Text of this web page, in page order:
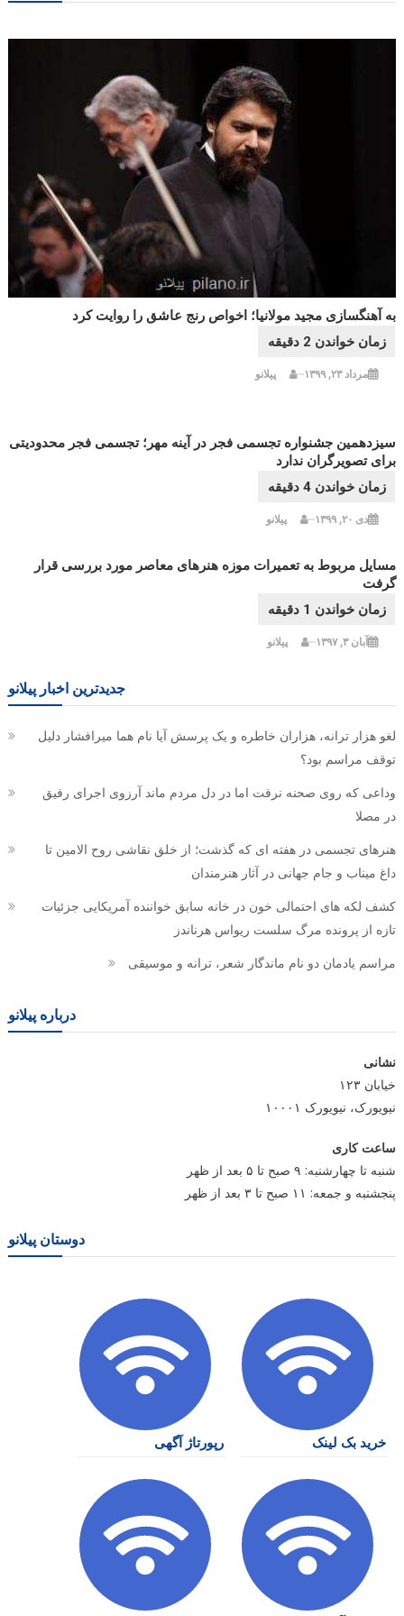
به آهنگسازی مجید مولانیا؛ اخواص رنج عاشق را روایت کرد
مرداد ۲۳, ۱۳۹۹ پیلانو
سیزدهمین جشنواره تجسمی فجر در آینه مهر؛ تجسمی فجر محدودیتی
برای ‏‏تصویرگران ندارد
دی ۲۰, ۱۳۹۹ پیلانو
مسایل مربوط به تعمیرات موزه هنرهای معاصر مورد بررسی قرار
گرفت
آبان ۳, ۱۳۹۷ پیلانو
جدیدترین اخبار پیلانو
لغو هزار ترانه، هزاران خاطره و یک پرسش آیا نام هما میرافشار دلیل
توقف مراسم بود؟
وداعی که روی صحنه نرفت اما در دل مردم ماند آرزوی اجرای رفیق
در مصلا
هنرهای تجسمی در هفته ای که گذشت؛ از خلق نقاشی روح الامین تا
داغ میناب و جام جهانی در آثار هنرمندان
کشف لکه های احتمالی خون در خانه سابق خواننده آمریکایی جزئیات
تازه از پرونده مرگ سلست ریواس هرناندز
مراسم یادمان دو نام ماندگار شعر، ترانه و موسیقی
درباره پیلانو
نشانی
خیابان ۱۲۳
نیویورک، نیویورک ۱۰۰۰۱
ساعت کاری
شنبه تا چهارشنبه: ۹ صبح تا ۵ بعد از ظهر
پنجشنبه و جمعه: ۱۱ صبح تا ۳ بعد از ظهر
دوستان پیلانو
خرید بک لینک رپورتاژ آگهی